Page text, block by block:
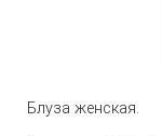
Блуза женская.